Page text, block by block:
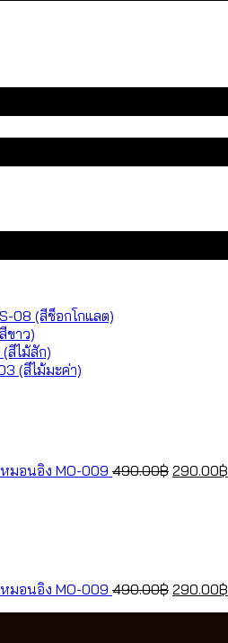
08 (สีช็อกโกแลต)
ขาว)
สีไม้สัก)
(สีไม้มะค่า)
หมอนอิง MO-009 490.00฿ Original
290.00฿
หมอนอิง MO-009 490.00฿ Original
290.00฿